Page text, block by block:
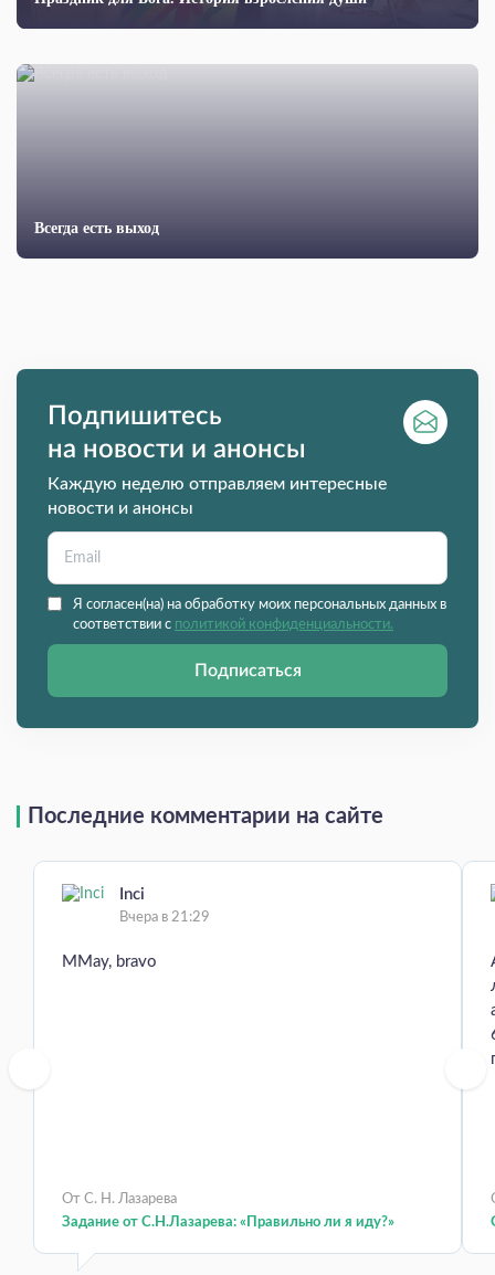
Всегда есть выход
Подпишитесь
на новости и анонсы
Каждую неделю отправляем интересные
новости и анонсы
Я согласен(на) на обработку моих персональных данных в
соответствии с политикой конфиденциальности.
Подписаться
Последние комментарии на сайте
Inci
Вчера в 21:29
MMay, bravo
От С. Н. Лазарева
Задание от С.Н.Лазарева: «Правильно ли я иду?»